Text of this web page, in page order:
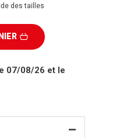
des tailles
07/08/26 et le